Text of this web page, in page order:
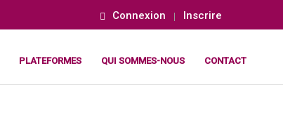
Connexion Inscrire
PLATEFORMES QUI SOMMES-NOUS CONTACT